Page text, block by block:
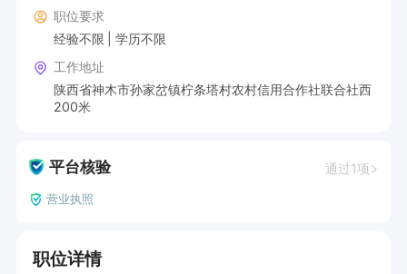
职位要求
经验不限
学历不限
工作地址
陕西省神木市孙家岔镇柠条塔村农村信用合作社联合社西
200米
平台核验 通过1项
营业执照
职位详情